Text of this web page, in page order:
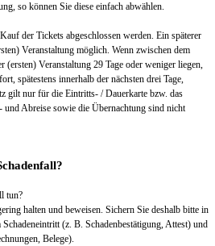
so können Sie diese einfach abwählen.
der Tickets abgeschlossen werden. Ein späterer
Veranstaltung möglich. Wenn zwischen dem
(ersten) Veranstaltung 29 Tage oder weniger liegen,
spätestens innerhalb der nächsten drei Tage,
gilt nur für die Eintritts- / Dauerkarte bzw. das
Abreise sowie die Übernachtung sind nicht
tun?
halten und beweisen. Sichern Sie deshalb bitte in
(z. B. Schadenbestätigung, Attest) und
Belege).